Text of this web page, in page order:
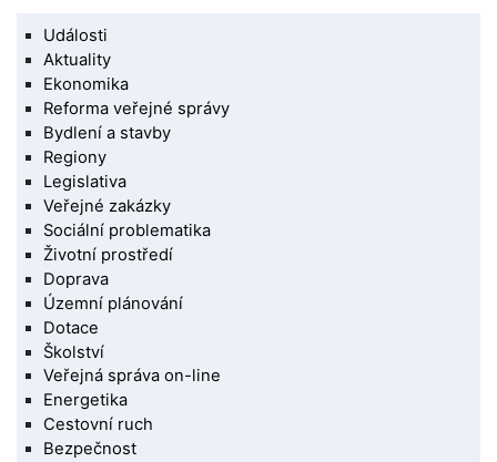
Události
Aktuality
Ekonomika
Reforma veřejné správy
Bydlení a stavby
Regiony
Legislativa
Veřejné zakázky
Sociální problematika
Životní prostředí
Doprava
Územní plánování
Dotace
Školství
Veřejná správa on-line
Energetika
Cestovní ruch
Bezpečnost